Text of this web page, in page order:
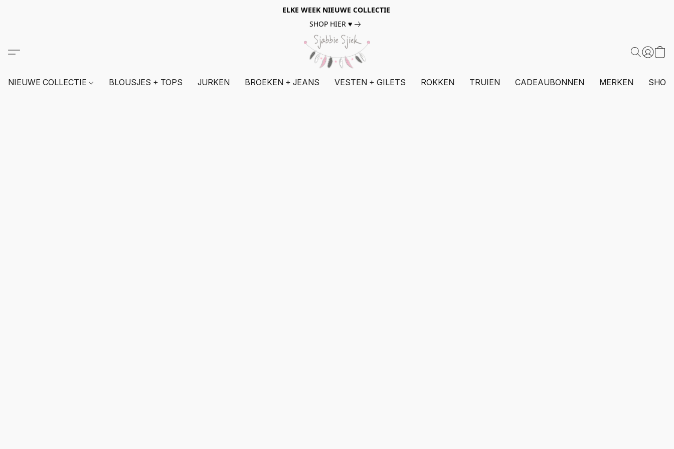
ELKE WEEK NIEUWE COLLECTIE
SHOP HIER ♥
NIEUWE COLLECTIE BLOUSJES + TOPS JURKEN BROEKEN + JEANS VESTEN + GILETS ROKKEN TRUIEN CADEAUBONNEN MERKEN SHOP